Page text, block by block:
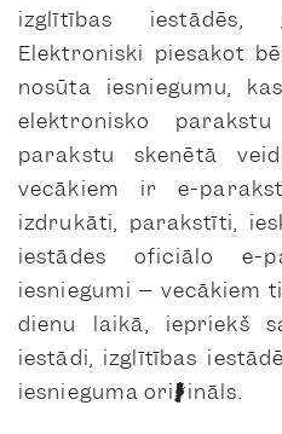
izglītības
Elektroniski piesakot
nosūta iesniegumu,
elektronisko
parakstu skenētā
vecākiem ir e-
izdrukāti, parakstīti,
iestādes oficiālo e-
iesniegumi – vecākiem
dienu laikā, iepriekš
iestādi, izglītības
iesnieguma oriģināls.